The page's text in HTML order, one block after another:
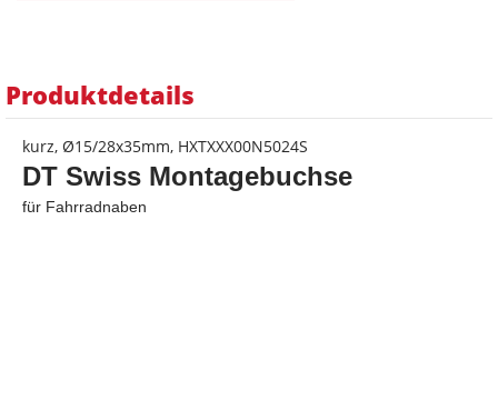
Produktdetails
kurz, Ø15/28x35mm, HXTXXX00N5024S
DT Swiss Montagebuchse
für Fahrradnaben